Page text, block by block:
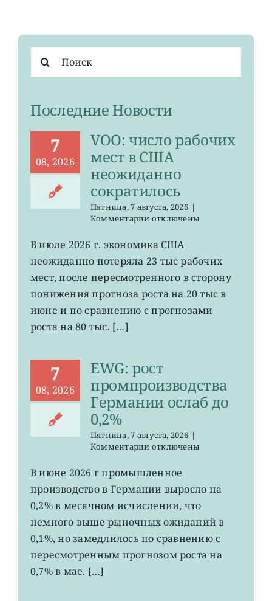
поиска:
Последние Новости
7
08, 2026
VOO: число рабочих
мест в США
неожиданно
сократилось
Пятница, 7 августа, 2026 |
Комментариик
VOO:
рабочих
мест
США
неожиданно
отключены
В июле 2026 г. экономика США
неожиданно потеряла 23 тыс рабочих
мест, после пересмотренного в сторону
понижения прогноза роста на 20 тыс в
июне и по сравнению с прогнозами
роста на 80 тыс. […]
7
08, 2026
EWG: рост
промпроизводства
Германии ослаб до
0,2%
Пятница, 7 августа, 2026 |
Комментариик
EWG:
рост
промпроизводства
Германии
до
0,2%
отключены
В июне 2026 г промышленное
производство в Германии выросло на
0,2% в месячном исчислении, что
немного выше рыночных ожиданий в
0,1%, но замедлилось по сравнению с
пересмотренным прогнозом роста на
0,7% в мае. […]